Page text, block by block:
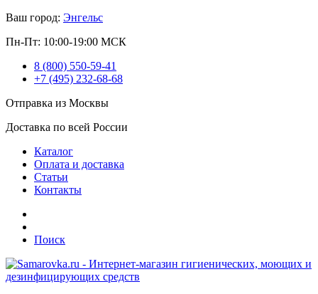
Ваш город: Энгельс
Пн-Пт: 10:00-19:00 МСК
8 (800) 550-59-41
+7 (495) 232-68-68
Отправка из Москвы
Доставка по всей России
Каталог
Оплата и доставка
Статьи
Контакты
Поиск